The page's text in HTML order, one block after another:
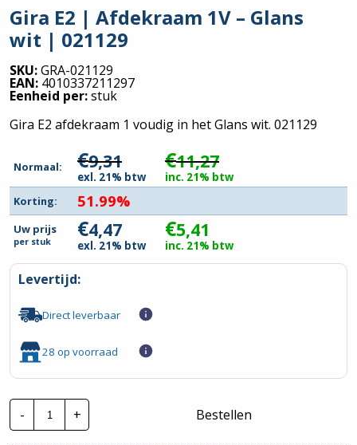
Gira E2 | Afdekraam 1V – Glans
wit | 021129
SKU:GRA-021129
EAN: 4010337211297
Eenheid per:stuk
Gira E2 afdekraam 1 voudig in het Glans wit. 021129
Normaal: €9,31
exl. 21% btw
€11,27
inc. 21% btw
Korting:
51.99%
Uw prijs
per stuk €4,47
exl. 21% btw
€5,41
inc. 21% btw
Levertijd:
Direct leverbaar
28 op voorraad
-
Gira
E2
|
+ Bestellen